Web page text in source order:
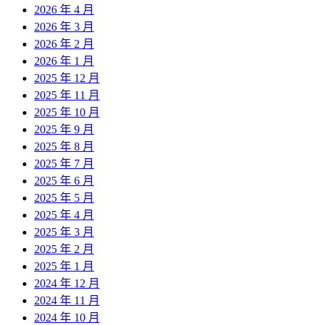
2026 年 4 月
2026 年 3 月
2026 年 2 月
2026 年 1 月
2025 年 12 月
2025 年 11 月
2025 年 10 月
2025 年 9 月
2025 年 8 月
2025 年 7 月
2025 年 6 月
2025 年 5 月
2025 年 4 月
2025 年 3 月
2025 年 2 月
2025 年 1 月
2024 年 12 月
2024 年 11 月
2024 年 10 月